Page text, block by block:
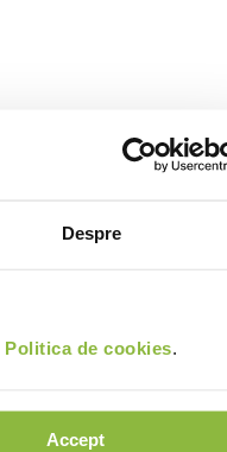
Despre
Politica de cookies.
Accept